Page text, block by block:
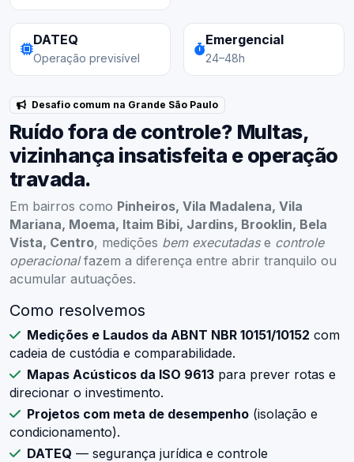
DATEQ
Operação previsível
Emergencial
24–48h
Desafio comum na Grande São Paulo
Ruído fora de controle? Multas,
vizinhança insatisfeita e operação
travada.
Em bairros como Pinheiros, Vila Madalena, Vila
Mariana, Moema, Itaim Bibi, Jardins, Brooklin, Bela
Vista, Centro, medições bem executadase controle
operacionalfazem a diferença entre abrir tranquilo ou
acumular autuações.
Como resolvemos
Medições e Laudos da ABNT NBR 10151/10152 com
cadeia de custódia e comparabilidade.
Mapas Acústicos da ISO 9613 para prever rotas e
direcionar o investimento.
Projetos com meta de desempenho (isolação e
condicionamento).
DATEQ — segurança jurídica e controle